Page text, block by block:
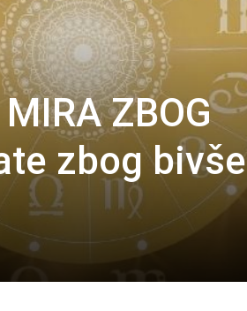
ZBOG
zbog bivše